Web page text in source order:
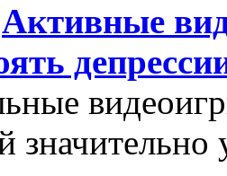
Активные
значительно